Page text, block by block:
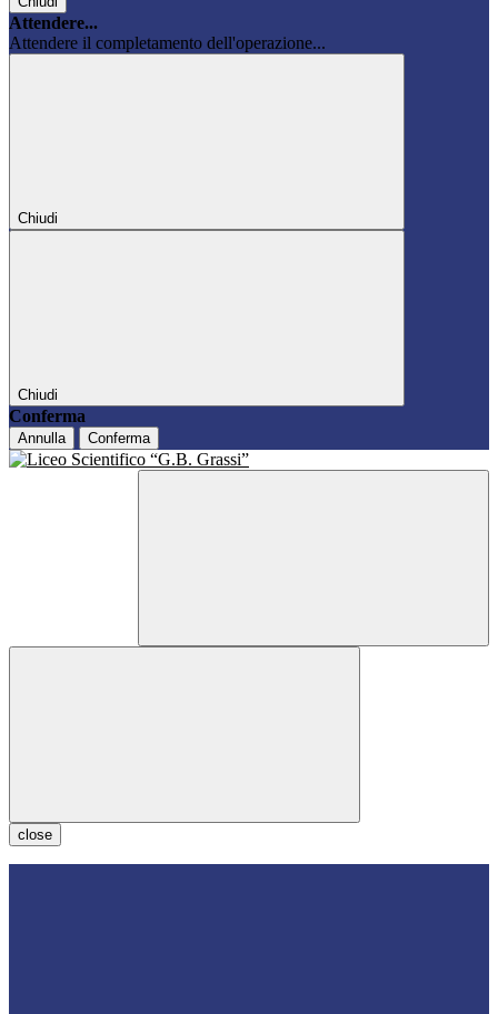
Attendere...
Attendere il completamento dell'operazione...
Chiudi
Chiudi
Conferma
Annulla Conferma
close